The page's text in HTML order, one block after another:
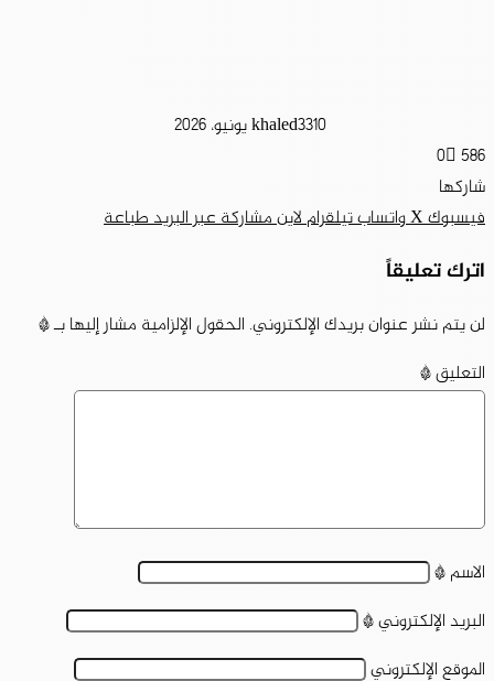
khaled3310 يونيو، 2026
0 586
شاركها
فيسبوك‫Xواتسابتيلقراملاينمشاركة عبر البريدطباعة
اترك تعليقاً
لن يتم نشر عنوان بريدك الإلكتروني. الحقول الإلزامية مشار إليها بـ*
التعليق*
الاسم*
البريد الإلكتروني*
الموقع الإلكتروني